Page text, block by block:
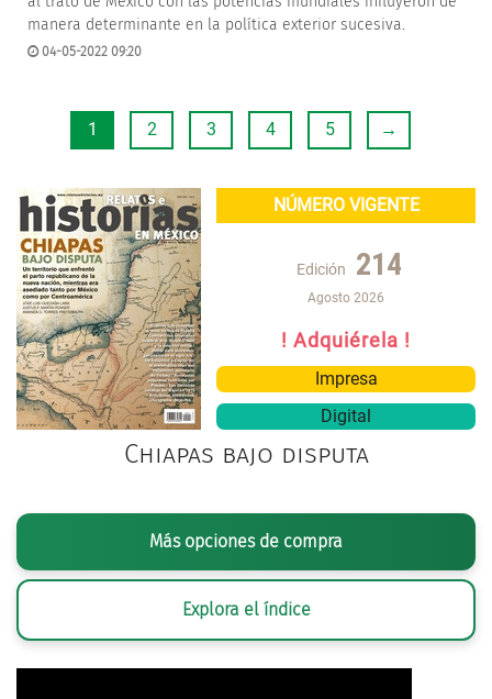
manera determinante en la política exterior sucesiva.
04-05-2022 09:20
1 2 3 4 5 →
NÚMERO VIGENTE
Edición 214
Agosto 2026
! Adquiérela !
Impresa
Digital
Chiapas bajo disputa
Más opciones de compra
Explora el índice